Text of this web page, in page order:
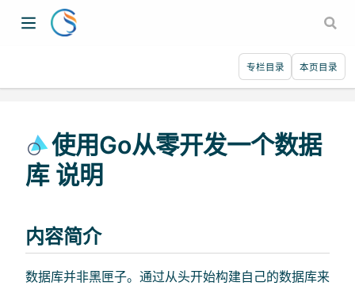
专栏目录 本页目录
使用Go从零开发一个数据
库 说明
内容简介
数据库并非黑匣子。通过从头开始构建自己的数据库来